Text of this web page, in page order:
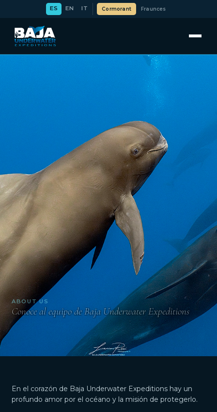
ES EN IT Cormorant Fraunces
CONTACT
ABOUT US
Conoce al equipo de Baja Underwater Expeditions
En el corazón de Baja Underwater Expeditions hay un
profundo amor por el océano y la misión de protegerlo.